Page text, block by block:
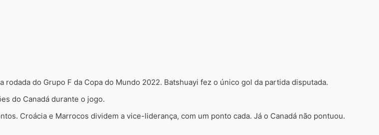
do Grupo F da Copa do Mundo 2022. Batshuayi fez o único gol da partida disputada.
do Canadá durante o jogo.
Croácia e Marrocos dividem a vice-liderança, com um ponto cada. Já o Canadá não pontuou.